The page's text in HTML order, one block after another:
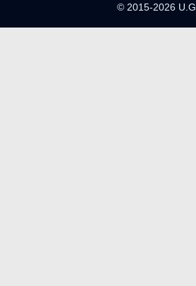
© 2015-2026 U.G.